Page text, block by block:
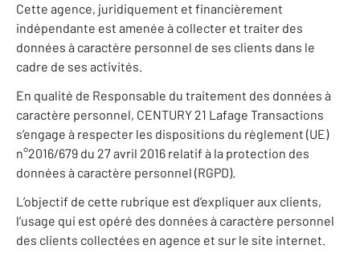
Cette agence, juridiquement et financièrement
indépendante est amenée à collecter et traiter des
données à caractère personnel de ses clients dans le
cadre de ses activités.
En qualité de Responsable du traitement des données à
caractère personnel, CENTURY 21 Lafage Transactions
s’engage à respecter les dispositions du règlement (UE)
n°2016/679 du 27 avril 2016 relatif à la protection des
données à caractère personnel (RGPD).
L’objectif de cette rubrique est d’expliquer aux clients,
l’usage qui est opéré des données à caractère personnel
des clients collectées en agence et sur le site internet.